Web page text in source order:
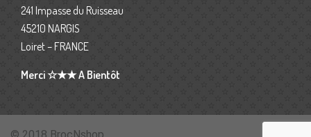
241 Impasse du Ruisseau
45210 NARGIS
Loiret – FRANCE
Merci ☆★★ A Bientôt
© 2018 BrocNshop